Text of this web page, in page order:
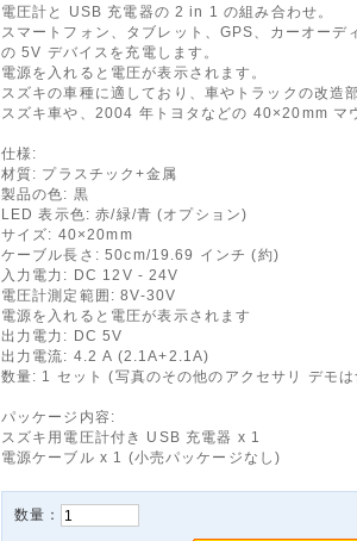
電圧計と USB 充電器の 2 in 1 の組み合わせ。
スマートフォン、タブレット、GPS、カーオー
の 5V デバイスを充電します。
電源を入れると電圧が表示されます。
スズキの車種に適しており、車やトラックの改造
スズキ車や、2004 年トヨタなどの 40×20mm マ
仕様:
材質: プラスチック+金属
製品の色: 黒
LED 表示色: 赤/緑/青 (オプション)
サイズ: 40×20mm
ケーブル長さ: 50cm/19.69 インチ (約)
入力電力: DC 12V - 24V
電圧計測定範囲: 8V-30V
電源を入れると電圧が表示されます
出力電力: DC 5V
出力電流: 4.2 A (2.1A+2.1A)
数量: 1 セット (写真のその他のアクセサリ デモ
パッケージ内容:
スズキ用電圧計付き USB 充電器 x 1
電源ケーブル x 1 (小売パッケージなし)
数量：